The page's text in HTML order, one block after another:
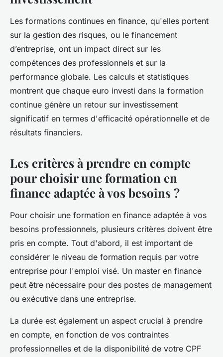
Les formations continues en finance, qu'elles portent
sur la gestion des risques, ou le financement
d’entreprise, ont un impact direct sur les
compétences des professionnels et sur la
performance globale. Les calculs et statistiques
montrent que chaque euro investi dans la formation
continue génère un retour sur investissement
significatif en termes d'efficacité opérationnelle et de
résultats financiers.
Les critères à prendre en compte
pour choisir une formation en
finance adaptée à vos besoins ?
Pour choisir une formation en finance adaptée à vos
besoins professionnels, plusieurs critères doivent être
pris en compte. Tout d'abord, il est important de
considérer le niveau de formation requis par votre
entreprise pour l'emploi visé. Un master en finance
peut être nécessaire pour des postes de management
ou exécutive dans une entreprise.
La durée est également un aspect crucial à prendre
en compte, en fonction de vos contraintes
professionnelles et de la disponibilité de votre CPF